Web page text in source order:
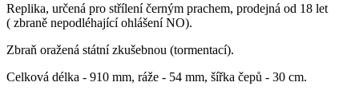
Replika, určená pro střílení černým prachem, prodejná od 18 let
( zbraně nepodléhající ohlášení NO).
Zbraň oražená státní zkušebnou (tormentací).
Celková délka - 910 mm, ráže - 54 mm, šířka čepů - 30 cm.